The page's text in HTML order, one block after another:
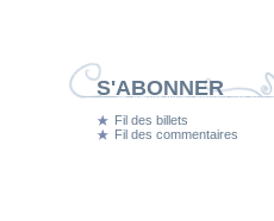
S'ABONNER
Fil des billets
Fil des commentaires